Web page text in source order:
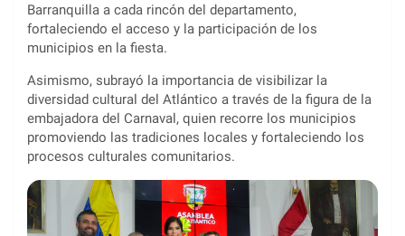
Barranquilla a cada rincón del departamento,
fortaleciendo el acceso y la participación de los
municipios en la fiesta.
Asimismo, subrayó la importancia de visibilizar la
diversidad cultural del Atlántico a través de la figura de la
embajadora del Carnaval, quien recorre los municipios
promoviendo las tradiciones locales y fortaleciendo los
procesos culturales comunitarios.